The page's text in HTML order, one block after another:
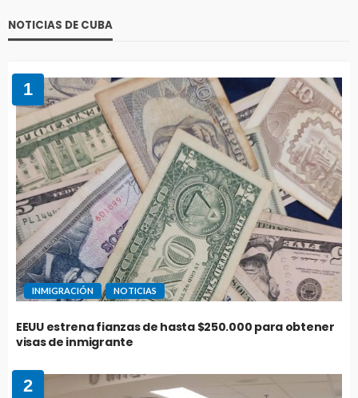
NOTICIAS DE CUBA
1
INMIGRACIÓN NOTICIAS
EEUU estrena fianzas de hasta $250.000 para obtener
visas de inmigrante
2